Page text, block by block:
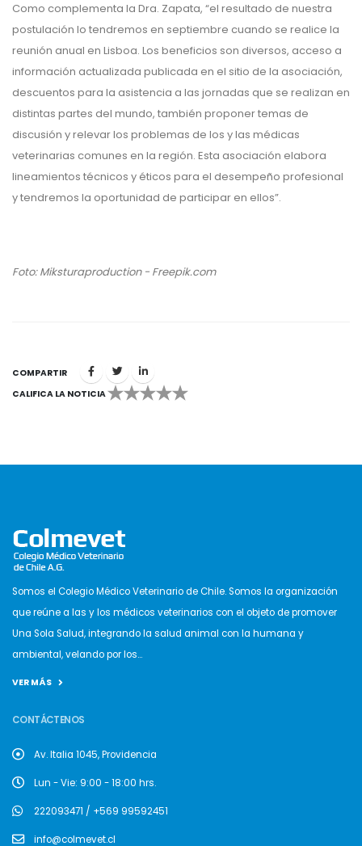
Como complementa la Dra. Zapata, “el resultado de nuestra
postulación lo tendremos en septiembre cuando se realice la
reunión anual en Lisboa. Los beneficios son diversos, acceso a
información actualizada publicada en el sitio de la asociación,
descuentos para la asistencia a las jornadas que se realizan en
distintas partes del mundo, también proponer temas de
discusión y relevar los problemas de los y las médicas
veterinarias comunes en la región. Esta asociación elabora
lineamientos técnicos y éticos para el desempeño profesional
y tendremos la oportunidad de participar en ellos”.
Foto: Miksturaproduction - Freepik.com
COMPARTIR
CALIFICA LA NOTICIA
1 2 3 4 5
Somos el Colegio Médico Veterinario de Chile. Somos la organización
que reúne a las y los médicos veterinarios con el objeto de promover
Una Sola Salud, integrando la salud animal con la humana y
ambiental, velando por los...
VER MÁS
CONTÁCTENOS
Av. Italia 1045, Providencia
Lun - Vie: 9:00 - 18:00 hrs.
222093471 / +569 99592451
info@colmevet.cl